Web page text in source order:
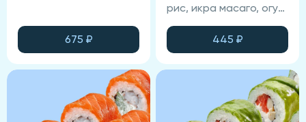
675 ₽
рис, икра масаго, огурец, авокадо, крабовый крем, нори (соевый соус, васаби и имбирь не входят в состав блюда)
445 ₽